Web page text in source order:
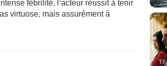
fébrilité, l’acteur réussit à tenir
virtuose, mais assurément à